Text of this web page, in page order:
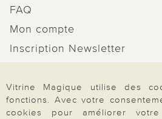
FAQ
Mon compte
Inscription Newsletter
Données personnelles
Droit de rétractation
Vitrine Magique utilise des
fonctions. Avec votre
cookies pour améliorer